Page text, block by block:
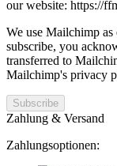
our website: https://
We use Mailchimp
subscribe, you
transferred to
Mailchimp's privacy
Zahlung & Versand
Zahlungsoptionen: